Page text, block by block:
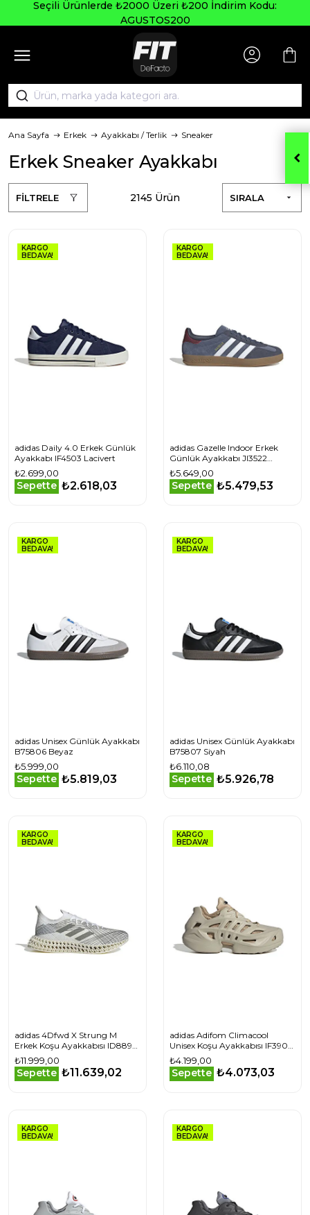
Seçili Ürünlerde ₺2000 Üzeri ₺200 İndirim Kodu:
AGUSTOS200
Ana Sayfa Erkek Ayakkabı / Terlik Sneaker
Erkek Sneaker Ayakkabı
FİLTRELE SIRALA
2145 Ürün
KARGO
BEDAVA!
adidas Daily 4.0 Erkek Günlük
Ayakkabı IF4503 Lacivert
₺2.699,00
Sepette ₺2.618,03
KARGO
BEDAVA!
adidas Gazelle Indoor Erkek
Günlük Ayakkabı JI3522
Lacivert
₺5.649,00
Sepette ₺5.479,53
KARGO
BEDAVA!
adidas Unisex Günlük Ayakkabı
B75806 Beyaz
₺5.999,00
Sepette ₺5.819,03
KARGO
BEDAVA!
adidas Unisex Günlük Ayakkabı
B75807 Siyah
₺6.110,08
Sepette ₺5.926,78
KARGO
BEDAVA!
adidas 4Dfwd X Strung M
Erkek Koşu Ayakkabısı ID8892
Beyaz
₺11.999,00
Sepette ₺11.639,02
KARGO
BEDAVA!
adidas Adifom Climacool
Unisex Koşu Ayakkabısı IF3904
Bej
₺4.199,00
Sepette ₺4.073,03
KARGO
BEDAVA!
KARGO
BEDAVA!